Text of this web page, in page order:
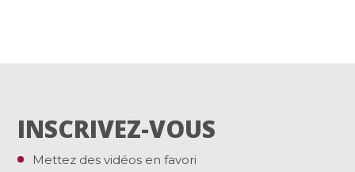
INSCRIVEZ-VOUS
Mettez des vidéos en favori